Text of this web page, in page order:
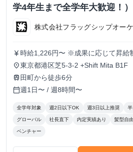
学4年生まで全学年大歓迎！）
株式会社フラッグシップオー
currency_yen 時給1,226円〜 ※成果に応じ
place東京都港区芝5-3-2 +Shift Mita B1F
train 田町から徒歩6分
calendar_today週1日〜 / 週8時間〜
全学年対象 週2日以下OK 週3日以上推奨
グローバル 社長直下 内定実績あり 髪型自由
ベンチャー